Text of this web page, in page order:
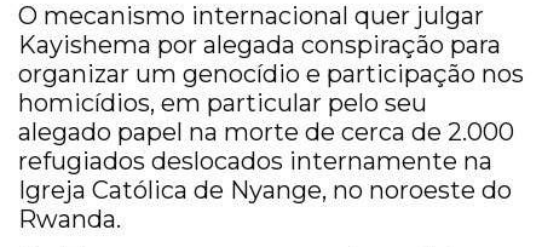
O mecanismo internacional quer julgar
Kayishema por alegada conspiração para
organizar um genocídio e participação nos
homicídios, em particular pelo seu
alegado papel na morte de cerca de 2.000
refugiados deslocados internamente na
Igreja Católica de Nyange, no noroeste do
Rwanda.